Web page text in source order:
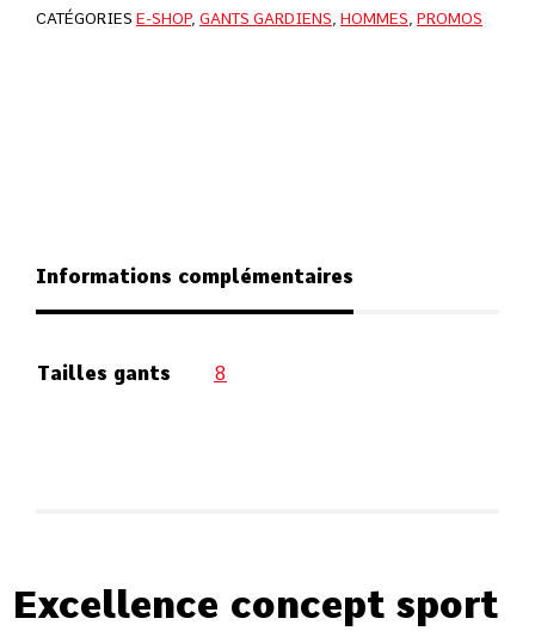
CATÉGORIES E-SHOP, GANTS GARDIENS, HOMMES, PROMOS
Informations complémentaires
Tailles gants 8
Excellence concept sport